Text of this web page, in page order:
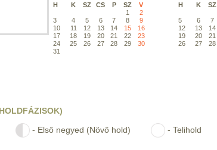
H
K SZ CS P SZ
V
1
2
3
4 5 6 7 8
9
10
11 12 13 14 15
16
17
18 19 20 21 22
23
24
25 26 27 28 29
30
31
H
K SZ
5
6 7
12
13 14
19
20 21
26
27 28
- Első negyed (Növő hold) - Telihold